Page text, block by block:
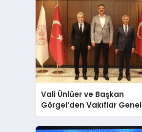
Vali Ünlüer ve Başkan
Görgel’den Vakıflar Genel
Müdürlüğü’ne ziyaret